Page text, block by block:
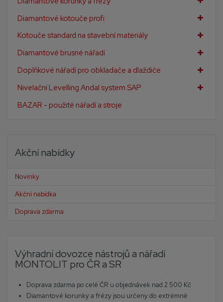
Diamantové kotouče profi
Kotouče standard na stavební materiály
Diamantové brusné nářadí
Doplňkové nářadí pro obkladače a dlaždiče
Nivelační Levelling Andal system SAP
BAZAR - použité nářadí a stroje
Akční nabídky
Novinky
Akční nabídka
Doprava zdarma
Výhradní dovozce nástrojů a nářadí
MONTOLIT pro ČR a SR
Doprava zdarma po celé ČR u objednávek nad 2 500 Kč
Diamantové korunky a frézy jsou určeny do extrémně